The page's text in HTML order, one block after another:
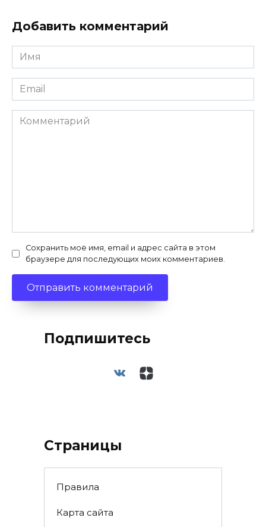
Добавить комментарий
Имя
*
Email
*
Комментарий
Сохранить моё имя, email и адрес сайта в этом
браузере для последующих моих комментариев.
Подпишитесь
Страницы
Правила
Карта сайта